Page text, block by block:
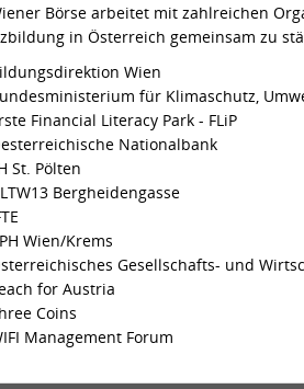
Börse arbeitet mit zahlreichen
in Österreich gemeinsam zu
Wien
für Klimaschutz,
Financial Literacy Park - FLiP
Nationalbank
St. Pölten
Bergheidengasse
Wien/Krems
Gesellschafts- und
for Austria
Coins
Management Forum